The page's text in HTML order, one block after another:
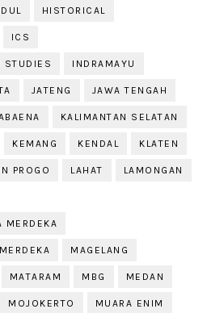
HISTORICAL
ICS
STUDIES INDRAMAYU
JATENG JAWA TENGAH
KALIMANTAN SELATAN
KEMANG KENDAL KLATEN
PROGO LAHAT LAMONGAN
MERDEKA
MAGELANG
MATARAM MBG MEDAN
MOJOKERTO MUARA ENIM